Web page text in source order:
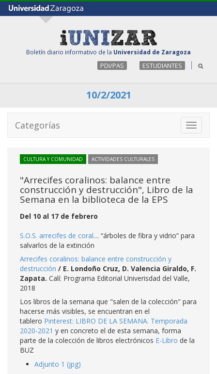
Boletín diario informativo de la Universidad de Zaragoza
PDI/PAS ESTUDIANTES
10/2/2021
Toggle
Categorías
CULTURA Y COMUNIDAD ACTIVIDADES CULTURALES
"Arrecifes coralinos: balance entre
construcción y destrucción", Libro de la
Semana en la biblioteca de la EPS
Del 10 al 17 de febrero
S.O.S. arrecifes de coral… “árboles de fibra y vidrio” para
salvarlos de la extinción
Arrecifes coralinos: balance entre construcción y
destrucción / E. Londoño Cruz, D. Valencia Giraldo, F.
Zapata. Calí: Programa Editorial Univerisdad del Valle,
2018
Los libros de la semana que "salen de la colección" para
hacerse más visibles, se encuentran en el
tablero Pinterest: LIBRO DE LA SEMANA. Temporada
2020-2021 y en concreto el de esta semana, forma
parte de la colección de libros electrónicos E-Libro de la
BUZ
Adjunto 1 (jpg)